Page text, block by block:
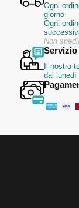
Ogni
giorno
Ogni
Non
Il nostro
dal lunedì